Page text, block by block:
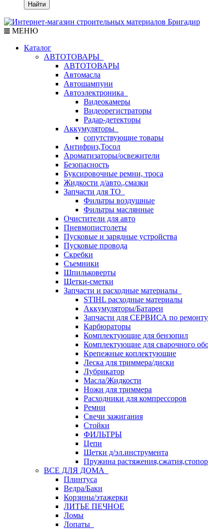
Найти
МЕНЮ
Каталог
АВТОТОВАРЫ
АВТОТОВАРЫ
Автомасла
Автошампуни
Автоэлектроника
Видеокамеры
Видеорегистраторы
Радар-детекторы
Аккумуляторы
сопутствующие товары
Антифриз,Тосол
Ароматизаторы/освежители
Безопасность
Буксировочные ремни, троса
Жидкости д/авто.,смазки
Запчасти для ТО
Фильтры воздушные
Фильтры маслянные
Очистители для авто
Пневмопистолеты
Пусковые и зарядные устройства
Пусковые провода
Скребки
Съемники
Шпильковерты
Щетки-сметки
Запчасти и расходные материалы
STIHL расходные материалы
Аккумуляторы/Батареи
Запчасти для СЕРВИСА по
Карбюраторы
Комплектующие для бензопил
Комплектующие для сварочного
Крепежные коплектующие
Леска для триммера/диски
Лубрикатор
Масла/Жидкости
Ножи для триммера
Расходники для компрессоров
Ремни
Свечи зажигания
Стойки
ФИЛЬТРЫ
Цепи
Щетки д/эл.инструмента
Пружина
ВСЕ ДЛЯ ДОМА
Плинтуса
Ведра/Баки
Корзины/этажерки
ЛИТЬЕ ПЕЧНОЕ
Ломы
Лопаты